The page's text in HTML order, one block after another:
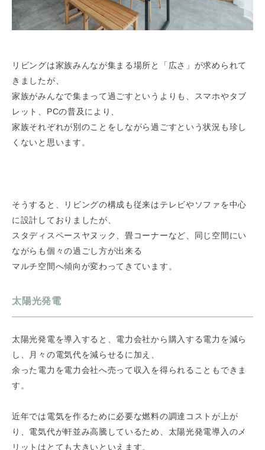
リビングは家族みんなが集まる場所と「広さ」が求められて
きましたが、
家族がみんなで集まって過ごすというよりも、スマホやタブ
レット、PCの普及により、
家族それぞれが別のことをしながら過ごすという状況も珍し
くないと思います。
そうすると、リビングの構成も従来はテレビやソファを中心
に設計しておりましたが、
スタディスペースヤヌック、畳コーナーなど、同じ空間にい
ながらも個々の過ごし方が出来る
マルチ空間へ傾向が変わってきています。
太陽光発電
太陽光発電を導入すると、電力会社から購入する電力を減ら
し、月々の電気代を減らせるに加え、
余った電力を電力会社へ売って収入を得られることもできま
す。
近年では電気を作るために必要な燃料の調達コストが上が
り、電気代が軒並み高騰しているため、太陽光発電導入のメ
リットはとても大きいといえます。